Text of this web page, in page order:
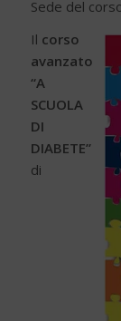
Sede del
Il corso
avanzato
“A
SCUOLA
DI
DIABETE”
di